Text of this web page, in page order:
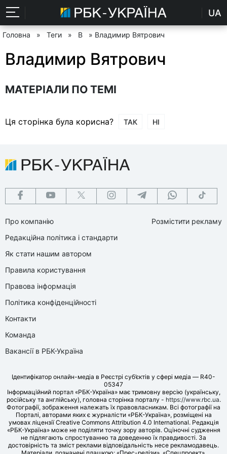
UA
Головна » Теги » В » Владимир Вятрович
Владимир Вятрович
МАТЕРІАЛИ ПО ТЕМІ
Ця сторінка була корисна? ТАК НІ
Про компанію
Редакційна політика і стандарти
Як стати нашим автором
Правила користування
Правова інформація
Політика конфіденційності
Контакти
Команда
Вакансії в РБК-Україна
Розмістити рекламу
Ідентифікатор онлайн-медіа в Реєстрі суб’єктів у сфері медіа — R40-
05347
Інформаційний портал «РБК-Україна» має тримовну версію (українську,
російську та англійську), головна сторінка порталу - https://www.rbc.ua.
Фотографії, зображення належать їх правовласникам. Всі фотографії на
Порталі, авторами яких є журналісти «РБК-Україна», розміщені на
умовах ліцензії Creative Commons Attribution 4.0 International. Редакція
«РБК-Україна» може не поділяти точку зору авторів. Оціночні судження
не підлягають спростуванню та доведенню їх правдивості. За
достовірність та зміст реклами відповідальність несе рекламодавець.